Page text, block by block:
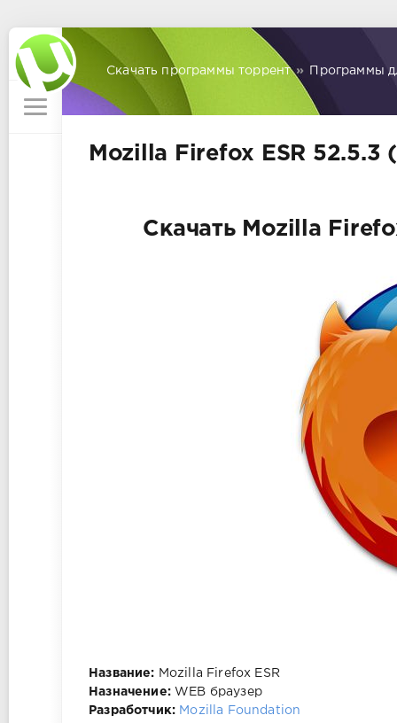
Скачать программы торрент » Программы
Mozilla Firefox ESR 52.5.3
Скачать Mozilla
Название: Mozilla Firefox ESR
Назначение: WEB браузер
Разработчик: Mozilla Foundation